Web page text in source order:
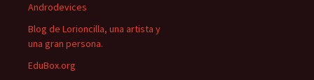
Androdevices
Blog de Lorioncilla, una artista y
una gran persona.
EduBox.org